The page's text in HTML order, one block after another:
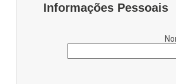
Informações Pessoais